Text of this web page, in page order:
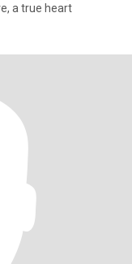
a true heart